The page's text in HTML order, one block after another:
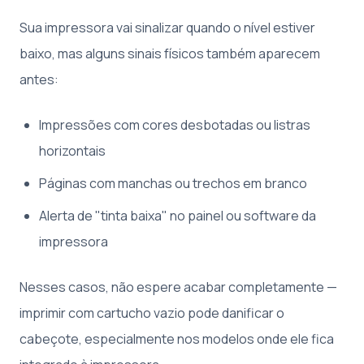
Sua impressora vai sinalizar quando o nível estiver
baixo, mas alguns sinais físicos também aparecem
antes:
Impressões com cores desbotadas ou listras
horizontais
Páginas com manchas ou trechos em branco
Alerta de "tinta baixa" no painel ou software da
impressora
Nesses casos, não espere acabar completamente —
imprimir com cartucho vazio pode danificar o
cabeçote, especialmente nos modelos onde ele fica